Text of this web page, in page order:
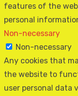
features of the
personal
Non-necessary
Non-necessary
Any cookies that
the website to
user personal data